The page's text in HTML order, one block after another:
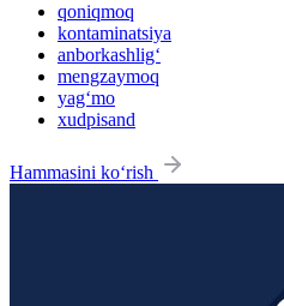
qoniqmoq
kontaminatsiya
anborkashlig‘
mengzaymoq
yag‘mo
xudpisand
Hammasini ko‘rish